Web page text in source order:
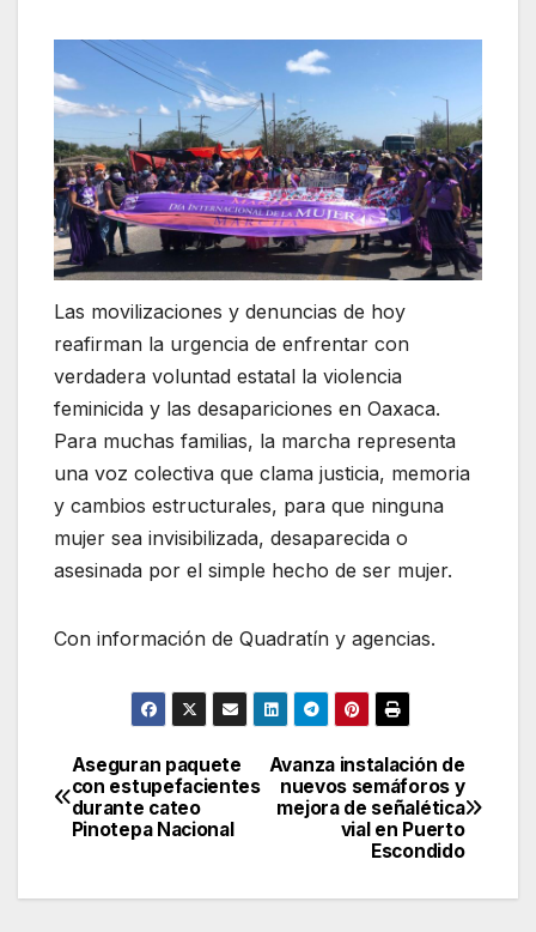
Las movilizaciones y denuncias de hoy
reafirman la urgencia de enfrentar con
verdadera voluntad estatal la violencia
feminicida y las desapariciones en Oaxaca.
Para muchas familias, la marcha representa
una voz colectiva que clama justicia, memoria
y cambios estructurales, para que ninguna
mujer sea invisibilizada, desaparecida o
asesinada por el simple hecho de ser mujer.
Con información de Quadratín y agencias.
Navegación
de
Avanza instalación de
nuevos semáforos y
mejora de señalética
vial en Puerto
Escondido
Aseguran paquete
con estupefacientes
durante cateo
Pinotepa Nacional